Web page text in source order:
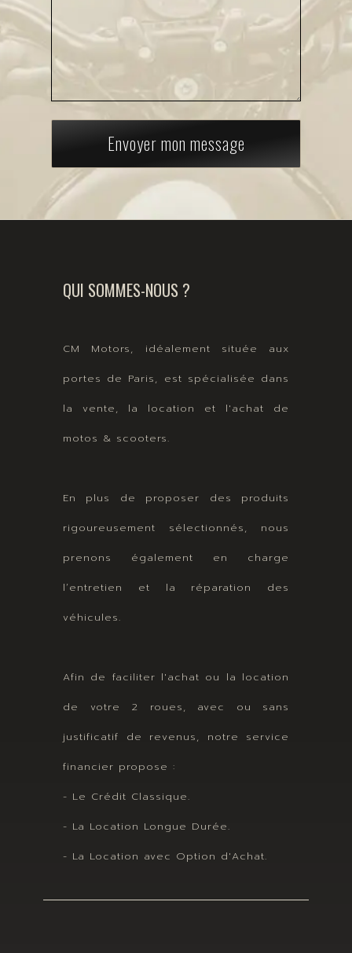
Envoyer mon message
QUI SOMMES-NOUS ?
CM Motors, idéalement située aux
portes de Paris, est spécialisée dans
la vente, la location et l'achat de
motos & scooters.
En plus de proposer des produits
rigoureusement sélectionnés, nous
prenons également en charge
l’entretien et la réparation des
véhicules.
Afin de faciliter l'achat ou la location
de votre 2 roues, avec ou sans
justificatif de revenus, notre service
financier propose :
- Le Crédit Classique.
- La Location Longue Durée.
- La Location avec Option d'Achat.